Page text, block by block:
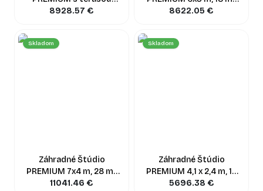
(34mm + obklad), 5x3 m,
8928.57 €
(34 mm + obklad)
8622.05 €
Skladom
Záhradné Štúdio
PREMIUM 7x4 m, 28 m²
(34 mm + obklad)
11041.46 €
Skladom
Záhradné Štúdio
PREMIUM 4,1 x 2,4 m, 10
m² (34 mm + obklad)
5696.38 €